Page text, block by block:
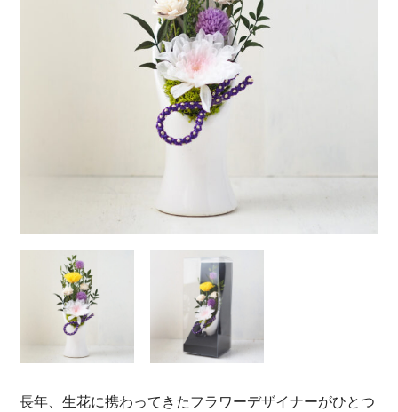
長年、生花に携わってきたフラワーデザイナーがひとつ